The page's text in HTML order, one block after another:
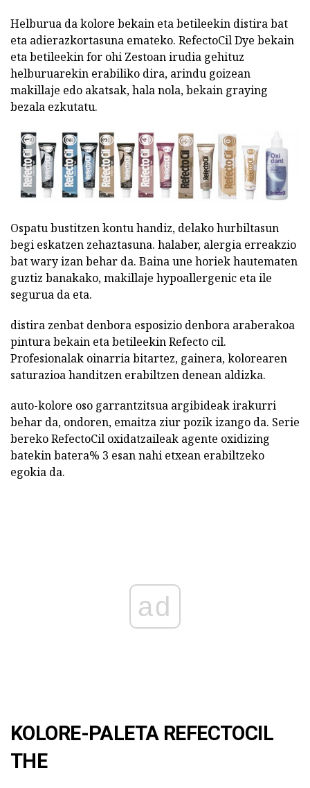
Helburua da kolore bekain eta betileekin distira bat
eta adierazkortasuna emateko. RefectoCil Dye bekain
eta betileekin for ohi Zestoan irudia gehituz
helburuarekin erabiliko dira, arindu goizean
makillaje edo akatsak, hala nola, bekain graying
bezala ezkutatu.
Ospatu bustitzen kontu handiz, delako hurbiltasun
begi eskatzen zehaztasuna. halaber, alergia erreakzio
bat wary izan behar da. Baina une horiek hautematen
guztiz banakako, makillaje hypoallergenic eta ile
segurua da eta.
distira zenbat denbora esposizio denbora araberakoa
pintura bekain eta betileekin Refecto cil.
Profesionalak oinarria bitartez, gainera, kolorearen
saturazioa handitzen erabiltzen denean aldizka.
auto-kolore oso garrantzitsua argibideak irakurri
behar da, ondoren, emaitza ziur pozik izango da. Serie
bereko RefectoCil oxidatzaileak agente oxidizing
batekin batera% 3 esan nahi etxean erabiltzeko
egokia da.
ad
KOLORE-PALETA REFECTOCIL
THE